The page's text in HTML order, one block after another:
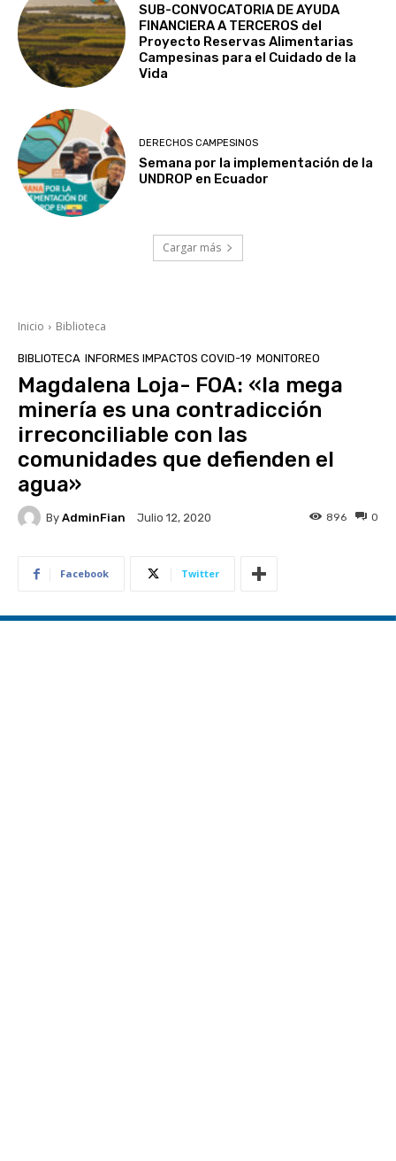
SUB-CONVOCATORIA DE AYUDA
FINANCIERA A TERCEROS del
Proyecto Reservas Alimentarias
Campesinas para el Cuidado de la
Vida
DERECHOS CAMPESINOS
Semana por la implementación de la
UNDROP en Ecuador
Cargar más